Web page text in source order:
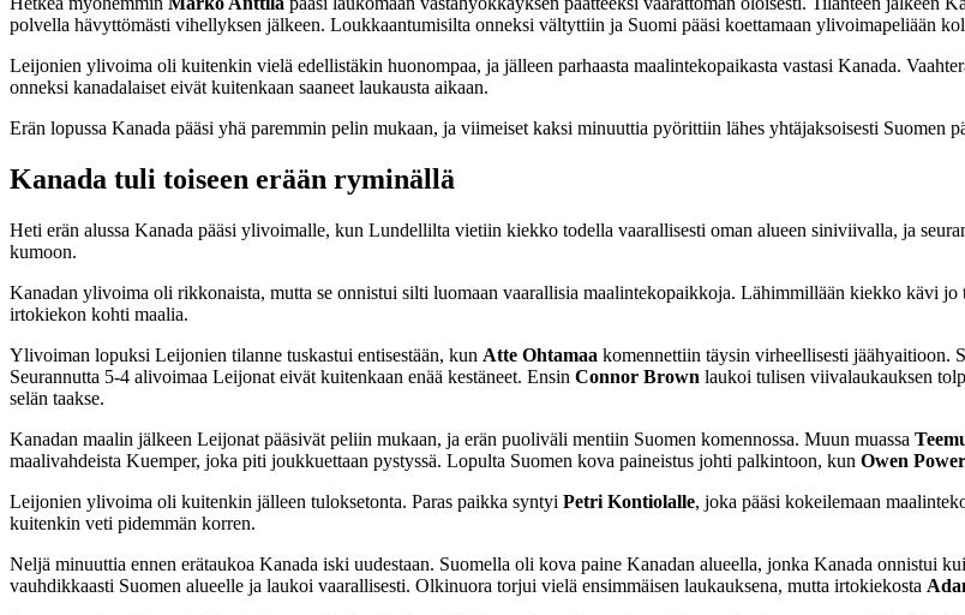
polvella hävyttömästi vihellyksen jälkeen. Loukkaantumisilta onneksi vältyttiin ja Suomi pääsi koettamaan ylivoimapeliään
Leijonien ylivoima oli kuitenkin vielä edellistäkin huonompaa, ja jälleen parhaasta maalintekopaikasta vastasi Kanada.
onneksi kanadalaiset eivät kuitenkaan saaneet laukausta aikaan.
Erän lopussa Kanada pääsi yhä paremmin pelin mukaan, ja viimeiset kaksi minuuttia pyörittiin lähes yhtäjaksoisesti Suomen
Kanada tuli toiseen erään ryminällä
Heti erän alussa Kanada pääsi ylivoimalle, kun Lundellilta vietiin kiekko todella vaarallisesti oman alueen siniviivalla, ja
kumoon.
Kanadan ylivoima oli rikkonaista, mutta se onnistui silti luomaan vaarallisia maalintekopaikkoja. Lähimmillään kiekko kävi jo
irtokiekon kohti maalia.
Ylivoiman lopuksi Leijonien tilanne tuskastui entisestään, kun Atte Ohtamaa komennettiin täysin virheellisesti jäähyaitioon.
Seurannutta 5-4 alivoimaa Leijonat eivät kuitenkaan enää kestäneet. Ensin Connor Brown laukoi tulisen viivalaukauksen
selän taakse.
Kanadan maalin jälkeen Leijonat pääsivät peliin mukaan, ja erän puoliväli mentiin Suomen komennossa. Muun muassa
maalivahdeista Kuemper, joka piti joukkuettaan pystyssä. Lopulta Suomen kova paineistus johti palkintoon, kun Owen Power
Leijonien ylivoima oli kuitenkin jälleen tuloksetonta. Paras paikka syntyi Petri Kontiolalle, joka pääsi kokeilemaan
kuitenkin veti pidemmän korren.
Neljä minuuttia ennen erätaukoa Kanada iski uudestaan. Suomella oli kova paine Kanadan alueella, jonka Kanada onnistui
vauhdikkaasti Suomen alueelle ja laukoi vaarallisesti. Olkinuora torjui vielä ensimmäisen laukauksena, mutta irtokiekosta